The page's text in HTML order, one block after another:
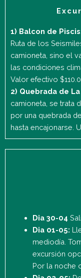
1) Balcon de
Ruta de los
camioneta, sino el
las condiciones
Valor efectivo
2) Quebrada de
camioneta, se trata
por una quebrada
hasta encajonarse.
Dia 30-04
Dia 01-05:
mediodía.
excursión
Por la noche